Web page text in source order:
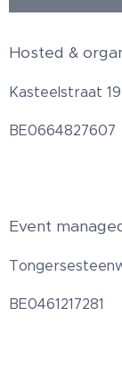
Hosted &
Kasteelstraat
BE0664827607
Event
BE0461217281